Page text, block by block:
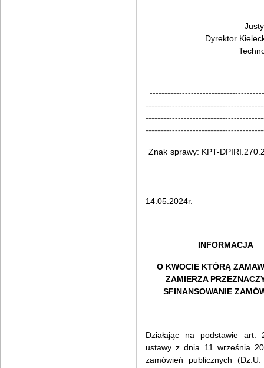
Dyrektor
Znak sprawy: KPT-
14.05.2024r.
INFORMACJA
O KWOCIE KTÓRĄ
ZAMIERZA
SFINANSOWANIE
Działając na podstawie
ustawy z dnia 11 września
zamówień publicznych